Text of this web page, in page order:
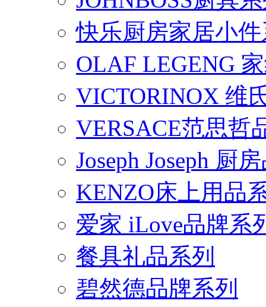
快乐厨房家居小
OLAF LEGENG
VICTORINOX 维
VERSACE范思哲
Joseph Joseph 厨
KENZO床上用品
爱家 iLove品牌系
餐具礼品系列
碧然德品牌系列